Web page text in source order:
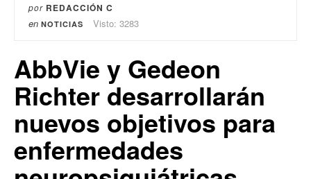
por REDACCIÓN C
en NOTICIAS Visto: 3283
AbbVie y Gedeon
Richter desarrollarán
nuevos objetivos para
enfermedades